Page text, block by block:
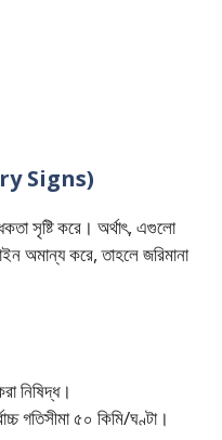
Signs)
সৃষ্টি করে। অর্থাৎ, এগুলো
অমান্য করে, তাহলে জরিমানা
নিষিদ্ধ।
গতিসীমা ৫০ কিমি/ঘণ্টা।